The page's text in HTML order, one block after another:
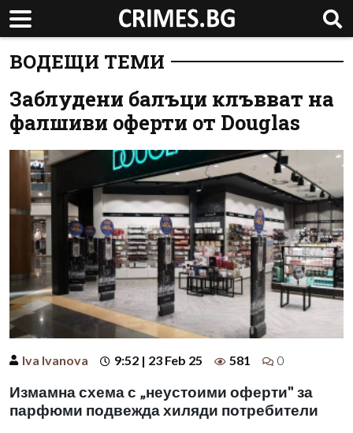
ВОДЕЩИ ТЕМИ
Заблудени балъци клъвват на
фалшиви оферти от Douglas
Iva Ivanova 9:52 | 23 Feb 25 581 0
Измамна схема с „неустоими оферти" за
парфюми подвежда хиляди потребители